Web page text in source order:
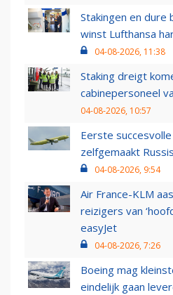
Stakingen en dure
winst Lufthansa
04-08-2026, 11:38
Staking dreigt
cabinepersoneel
04-08-2026, 10:57
Eerste
zelfgemaakt
04-08-2026, 9:54
Air France-KLM
reizigers van
easyJet
04-08-2026, 7:26
Boeing mag
eindelijk gaan